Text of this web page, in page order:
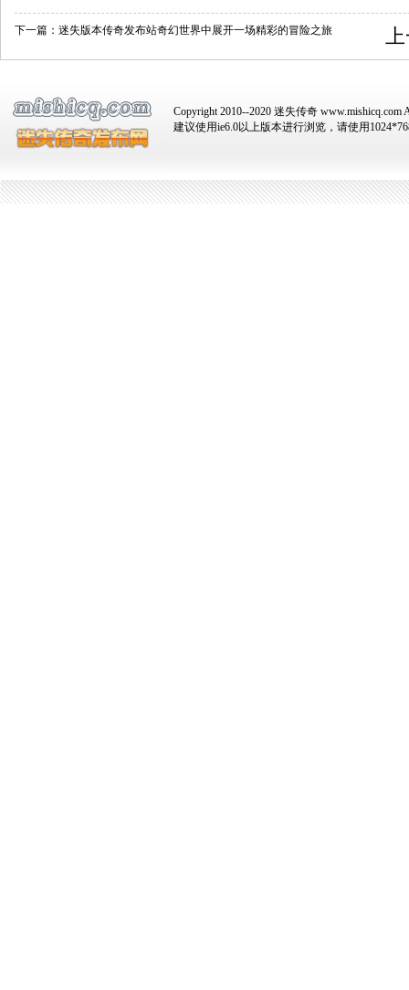
下一篇： 迷失版本传奇发布站奇幻世界中展开一场精彩的冒险之旅
Copyright 2010--2020 迷失传奇 www.mishicq.com
建议使用ie6.0以上版本进行浏览，请使用